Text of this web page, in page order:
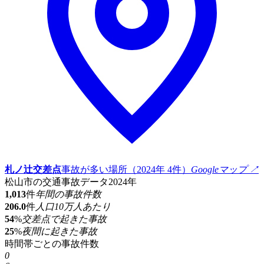
札ノ辻交差点事故が多い場所（2024年 4件） Googleマップ ↗
松山市の交通事故データ2024年
1,013件年間の事故件数
206.0件 人口10万人あたり
54%交差点で起きた事故
25%夜間に起きた事故
時間帯ごとの事故件数
0